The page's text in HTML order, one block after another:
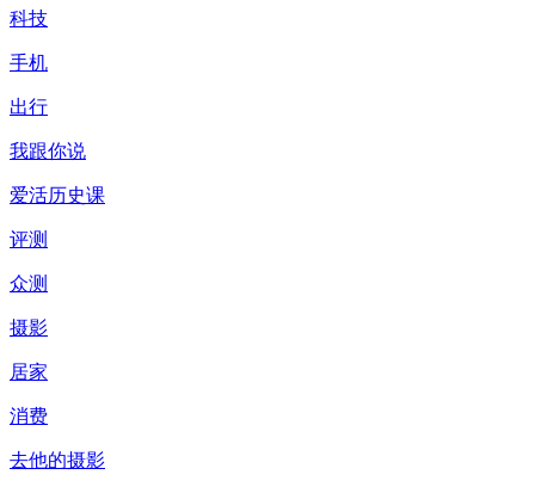
科技
手机
出行
我跟你说
爱活历史课
评测
众测
摄影
居家
消费
去他的摄影